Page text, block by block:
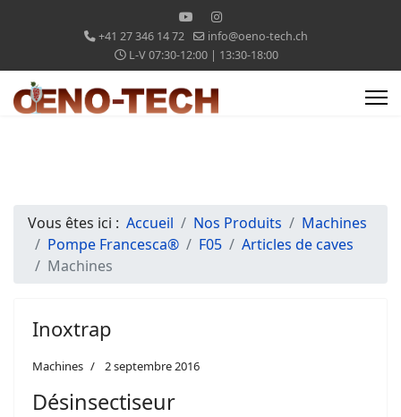
+41 27 346 14 72
info@oeno-tech.ch
L-V 07:30-12:00 | 13:30-18:00
Vous êtes ici : Accueil Nos Produits
Machines
Pompe Francesca®
F05
Articles de caves
Machines
Inoxtrap
Machines 2 septembre 2016
Désinsectiseur